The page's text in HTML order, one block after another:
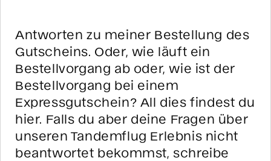
Antworten zu meiner Bestellung des
Gutscheins. Oder, wie läuft ein
Bestellvorgang ab oder, wie ist der
Bestellvorgang bei einem
Expressgutschein? All dies findest du
hier. Falls du aber deine Fragen über
unseren Tandemflug Erlebnis nicht
beantwortet bekommst, schreibe